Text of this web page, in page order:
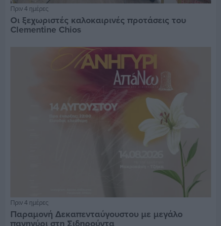
Πριν 4 ημέρες
Οι ξεχωριστές καλοκαιρινές προτάσεις του
Clementine Chios
Πριν 4 ημέρες
Παραμονή Δεκαπενταύγουστου με μεγάλο
πανηγύρι στη Σιδηρούντα